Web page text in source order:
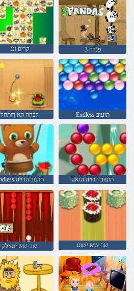
קריס ונג 3 פנדה
לבחה תא ךותחל Endless תועוב
Endless תועוב הרויה תועוב הרויה הגאס
שב-שש יסאלק שב-שש ישוס